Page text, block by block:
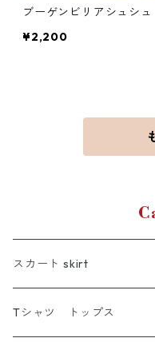
ブーゲンビリアシュシュ
¥2,200
スカート skirt
Tシャツ トップス